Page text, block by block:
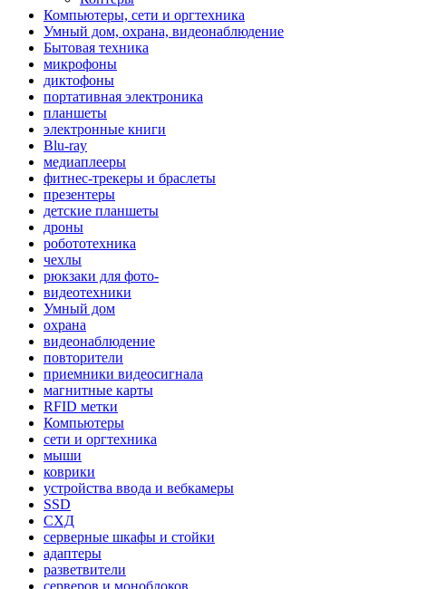
Компьютеры, сети и оргтехника
Умный дом, охрана, видеонаблюдение
Бытовая техника
микрофоны
диктофоны
портативная электроника
планшеты
электронные книги
Blu-ray
медиаплееры
фитнес-трекеры и браслеты
презентеры
детские планшеты
дроны
робототехника
чехлы
рюкзаки для фото-
видеотехники
Умный дом
охрана
видеонаблюдение
повторители
приемники видеосигнала
магнитные карты
RFID метки
Компьютеры
сети и оргтехника
мыши
коврики
устройства ввода и вебкамеры
SSD
СХД
серверные шкафы и стойки
адаптеры
разветвители
серверов и моноблоков